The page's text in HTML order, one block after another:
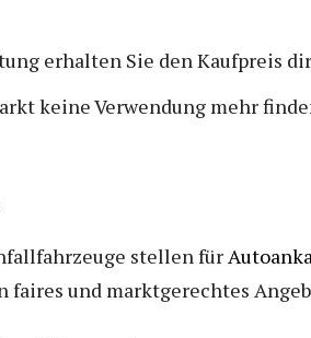
erhalten Sie den Kaufpreis
keine Verwendung mehr
stellen für
und marktgerechtes